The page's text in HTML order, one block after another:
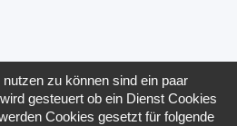
zu können sind ein paar
gesteuert ob ein Dienst Cookies
Cookies gesetzt für folgende